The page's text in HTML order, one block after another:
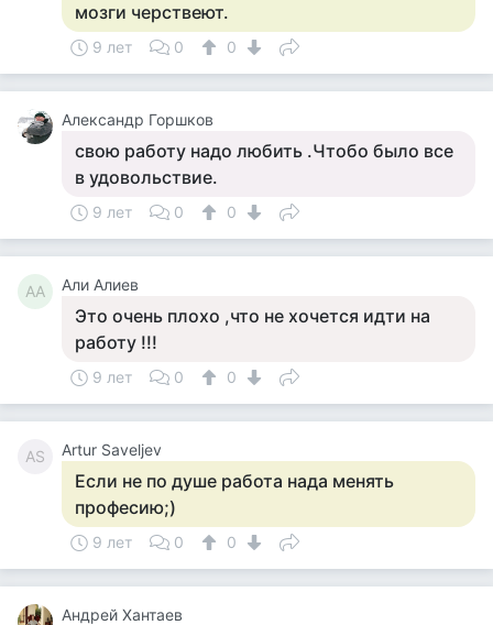
мозги черствеют.
9 лет 0 0
Александр Горшков
свою работу надо любить .Чтобо было все
в удовольствие.
9 лет 0 0
АА Али Алиев
Это очень плохо ,что не хочется идти на
работу !!!
9 лет 0 0
AS Artur Saveljev
Если не по душе работа нада менять
професию;)
9 лет 0 0
Андрей Хантаев